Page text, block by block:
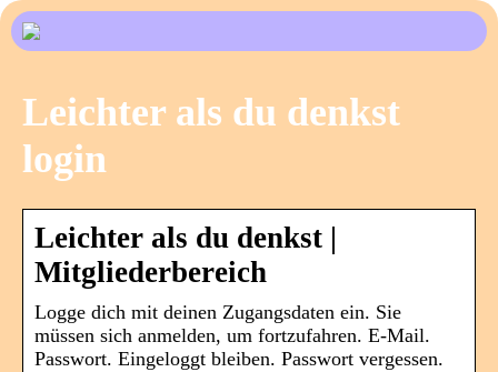
Leichter als du denkst
login
Leichter als du denkst |
Mitgliederbereich
Logge dich mit deinen Zugangsdaten ein. Sie
müssen sich anmelden, um fortzufahren. E-Mail.
Passwort. Eingeloggt bleiben. Passwort vergessen.